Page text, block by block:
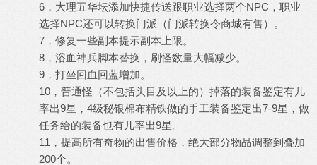
6，大理五华坛添加快捷传送跟职业选择两个NPC，职业
选择NPC还可以转换门派（门派转换令商城有售）。
7，修复一些副本提示副本上限。
8，浴血神兵脚本替换，刷怪数量大幅减少。
9，打坐回血回蓝增加。
10，普通怪（不包括头目及以上的）掉落的装备鉴定有几
率出9星，4级秘银棉布精铁做的手工装备鉴定出7-9星，做
任务给的装备也有几率出9星。
11，提高所有奇物的出售价格，绝大部分物品调整到叠加
200个。